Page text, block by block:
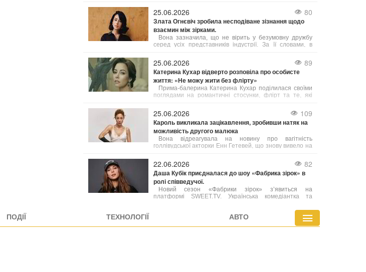
сонцезахисними окулярами від Celine, а волосся
залишила розпущеним.
25.06.2026 80
Злата Огнєвіч зробила несподіване зізнання щодо
взаємин між зірками.
Вона зазначила, що не вірить у безумовну дружбу
серед усіх представників індустрії. За її словами, в
підтримки та комунікації, але далеко не всі хороші
відносини можна назвати справжньою дружбою.
25.06.2026 89
Катерина Кухар відверто розповіла про особисте
життя: «Не можу жити без флірту»
Прима-балерина Катерина Кухар поділилася своїми
поглядами на романтичні стосунки, флірт та те, які
25.06.2026 109
Кароль викликала зацікавлення, зробивши натяк на
можливість другого малюка
Вона відреагувала на новину про вагітність
голлівудської акторки Енн Гетевей, що знову вивело на
22.06.2026 82
Даша Кубік приєдналася до шоу «Фабрика зірок» в
ролі співведучої.
Новий сезон «Фабрики зірок» з’явиться на
платформі SWEET.TV. Українська комедіантка та
Керівником та головним ментором шоу став режисер і
кліпмейкер Алан Бадоєв. Точна дата прем’єри поки що
не озвучена, але відбір учасників уже розпочався.
ПОДІЇ ТЕХНОЛОГІЇ АВТО